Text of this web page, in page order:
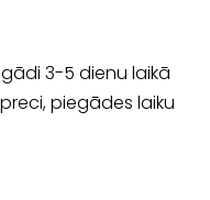
3-5 dienu laikā
piegādes laiku